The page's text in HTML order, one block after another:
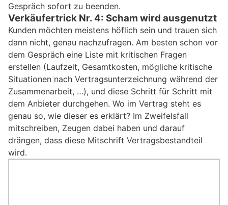
Gespräch sofort zu beenden.
Verkäufertrick Nr. 4: Scham wird ausgenutzt
Kunden möchten meistens höflich sein und trauen sich
dann nicht, genau nachzufragen. Am besten schon vor
dem Gespräch eine Liste mit kritischen Fragen
erstellen (Laufzeit, Gesamtkosten, mögliche kritische
Situationen nach Vertragsunterzeichnung während der
Zusammenarbeit, …), und diese Schritt für Schritt mit
dem Anbieter durchgehen. Wo im Vertrag steht es
genau so, wie dieser es erklärt? Im Zweifelsfall
mitschreiben, Zeugen dabei haben und darauf
drängen, dass diese Mitschrift Vertragsbestandteil
wird.